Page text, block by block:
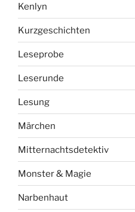
Kenlyn
Kurzgeschichten
Leseprobe
Leserunde
Lesung
Märchen
Mitternachtsdetektiv
Monster & Magie
Narbenhaut